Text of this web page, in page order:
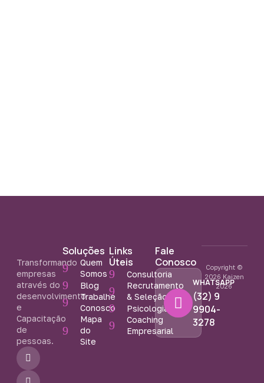
Transformando
empresas
através do
desenvolvimento
e
Capacitação
de
pessoas.
F
a
c
e
n
s
t
Y
o
u
t
Soluções
Quem
Somos
Blog
Trabalhe
Conosco
Mapa
do
Site
Links
Úteis
Consultoria
Recrutamento
& Seleção
Psicologia
Coaching
Empresarial
Fale
Conosco
WHATSAPP
(32) 9
9904-
3278
Copyright ©
2026 Kaizen
2026